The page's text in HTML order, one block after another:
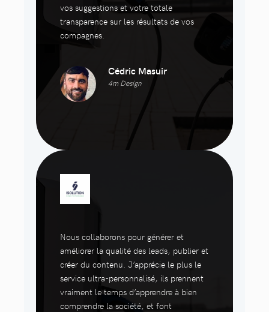
vos suggestions et votre totale
transparence sur les résultats de vos
compagnes.
Cédric Masuir
4m Design
Nous collaborons pour générer et
améliorer la qualité des leads, publier et
créer du contenu. J’apprécie le plus le
service ultra-personnalisé, ils prennent
vraiment le temps d’apprendre à bien
comprendre la société, et font